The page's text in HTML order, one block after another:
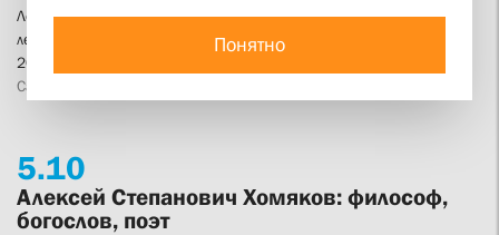
Лекция профессора протоиерея Георгия Митрофанова в открытом
лектории «Человек и личность в эпоху кризисов и перемен: 1917–
2017»
Санкт-Петербург, конференц-зал радиостанции «Град Петров»
5.10
Алексей Степанович Хомяков: философ,
богослов, поэт
Понятно